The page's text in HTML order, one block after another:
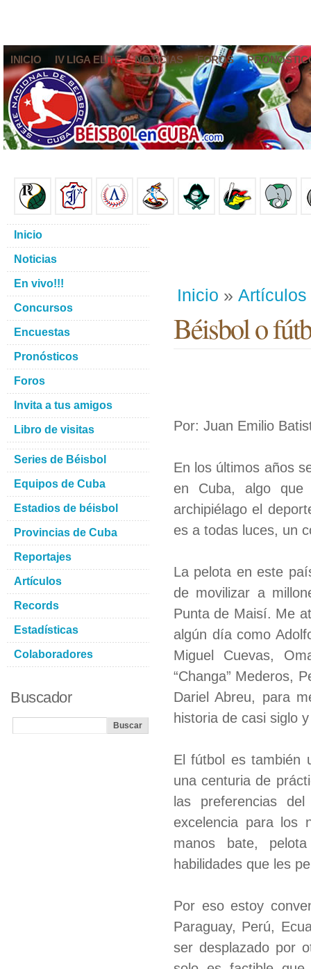
INICIO IV LIGA ELITE NOTICIAS FOROS
Inicio » Artículos
Béisbol o
Por: Juan Emilio
En los últimos años
en Cuba, algo que
archipiélago el
es a todas luces, un
La pelota en este
de movilizar a
Punta de Maisí. Me
algún día como
Miguel Cuevas,
“Changa” Mederos,
Dariel Abreu, para
historia de casi siglo
El fútbol es también
una centuria de
las preferencias
excelencia para los
manos bate,
habilidades que les
Por eso estoy
Paraguay, Perú,
ser desplazado por
Inicio
Noticias
En vivo!!!
Concursos
Encuestas
Pronósticos
Foros
Invita a tus amigos
Libro de visitas
Series de Béisbol
Equipos de Cuba
Estadios de béisbol
Provincias de Cuba
Reportajes
Artículos
Records
Estadísticas
Colaboradores
Buscador